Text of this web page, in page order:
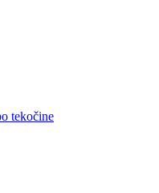
tekočine